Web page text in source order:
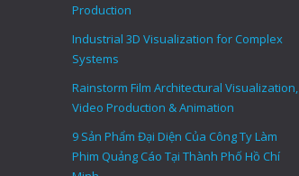
Production
Industrial 3D Visualization for Complex
Systems
Rainstorm Film Architectural Visualization,
Video Production & Animation
9 Sản Phẩm Đại Diện Của Công Ty Làm
Phim Quảng Cáo Tại Thành Phố Hồ Chí